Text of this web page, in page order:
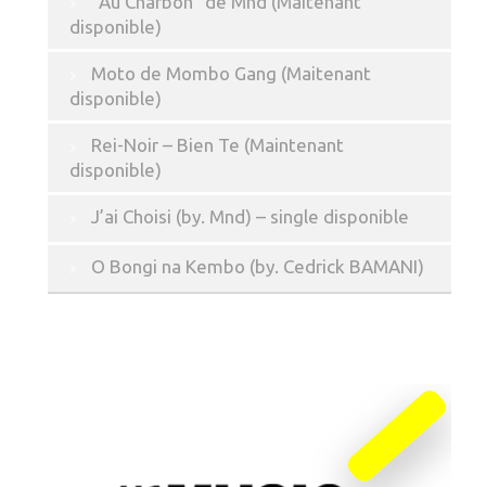
disponible)
Moto de Mombo Gang (Maitenant
disponible)
Rei-Noir – Bien Te (Maintenant
disponible)
J’ai Choisi (by. Mnd) – single disponible
O Bongi na Kembo (by. Cedrick BAMANI)